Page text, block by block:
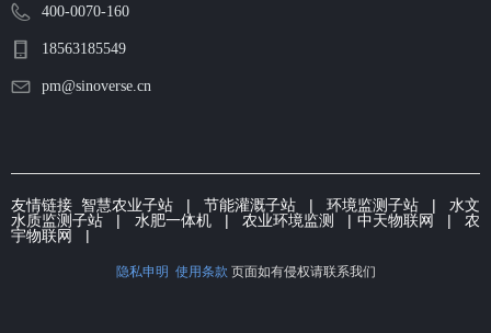
400-0070-160
18563185549
pm@sinoverse.cn
隐私申明 使用条款 页面如有侵权请联系我们
友情链接 智慧农业子站 | 节能灌溉子站 | 环境监测子站 | 水文
水质监测子站 | 水肥一体机| 农业环境监测 | 中天物联网 | 农
宇物联网
|